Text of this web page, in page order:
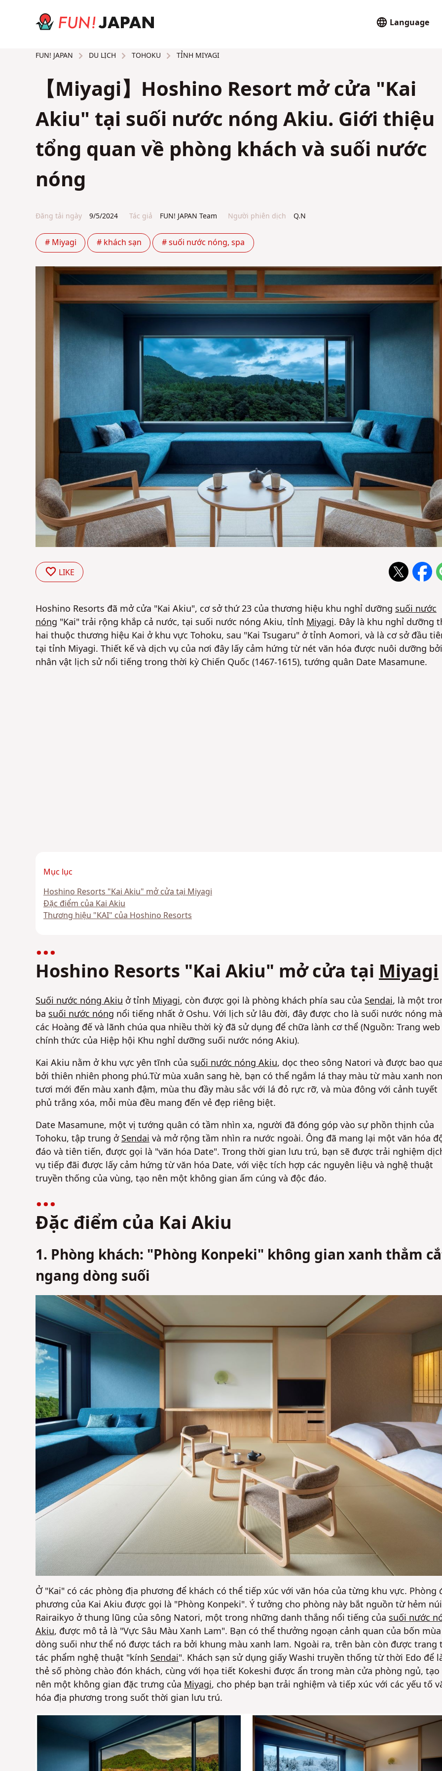
Language
FUN! JAPAN DU LỊCH TOHOKU TỈNH MIYAGI
【Miyagi】Hoshino Resort mở cửa "Kai
Akiu" tại suối nước nóng Akiu. Giới thiệu
tổng quan về phòng khách và suối nước
nóng
Đăng tải ngày 9/5/2024 Tác giả FUN! JAPAN Team Người phiên dịch Q.N
# Miyagi # khách sạn # suối nước nóng, spa
LIKE
Hoshino Resorts đã mở cửa "Kai Akiu", cơ sở thứ 23 của thương hiệu khu nghỉ dưỡng suối nước
nóng "Kai" trải rộng khắp cả nước, tại suối nước nóng Akiu, tỉnh Miyagi. Đây là khu nghỉ dưỡng
hai thuộc thương hiệu Kai ở khu vực Tohoku, sau "Kai Tsugaru" ở tỉnh Aomori, và là cơ sở đầu
tại tỉnh Miyagi. Thiết kế và dịch vụ của nơi đây lấy cảm hứng từ nét văn hóa được nuôi dưỡng bởi
nhân vật lịch sử nổi tiếng trong thời kỳ Chiến Quốc (1467-1615), tướng quân Date Masamune.
Mục lục
Hoshino Resorts "Kai Akiu" mở cửa tại Miyagi
Đặc điểm của Kai Akiu
Thương hiệu "KAI" của Hoshino Resorts
Hoshino Resorts "Kai Akiu" mở cửa tại Miyagi
Suối nước nóng Akiuở tỉnh Miyagi, còn được gọi là phòng khách phía sau của Sendai, là một
ba suối nước nóng nổi tiếng nhất ở Oshu. Với lịch sử lâu đời, đây được cho là suối nước nóng mà
các Hoàng đế và lãnh chúa qua nhiều thời kỳ đã sử dụng để chữa lành cơ thể (Nguồn: Trang web
chính thức của Hiệp hội Khu nghỉ dưỡng suối nước nóng Akiu).
Kai Akiu nằm ở khu vực yên tĩnh của suối nước nóng Akiu, dọc theo sông Natori và được bao
bởi thiên nhiên phong phú.Từ mùa xuân sang hè, bạn có thể ngắm lá thay màu từ màu xanh non
tươi mới đến màu xanh đậm, mùa thu đầy màu sắc với lá đỏ rực rỡ, và mùa đông với cảnh tuyết
phủ trắng xóa, mỗi mùa đều mang đến vẻ đẹp riêng biệt.
Date Masamune, một vị tướng quân có tầm nhìn xa, người đã đóng góp vào sự phồn thịnh của
Tohoku, tập trung ởSendaivà mở rộng tầm nhìn ra nước ngoài. Ông đã mang lại một văn hóa
đáo và tiên tiến, được gọi là "văn hóa Date". Trong thời gian lưu trú, bạn sẽ được trải nghiệm
vụ tiếp đãi được lấy cảm hứng từ văn hóa Date, với việc tích hợp các nguyên liệu và nghệ thuật
truyền thống của vùng, tạo nên một không gian ấm cúng và độc đáo.
Đặc điểm của Kai Akiu
1. Phòng khách: "Phòng Konpeki" không gian xanh thẳm
ngang dòng suối
Ở "Kai" có các phòng địa phương để khách có thể tiếp xúc với văn hóa của từng khu vực. Phòng
phương của Kai Akiu được gọi là "Phòng Konpeki". Ý tưởng cho phòng này bắt nguồn từ hẻm núi
Rairaikyo ở thung lũng của sông Natori, một trong những danh thắng nổi tiếng của suối nước
Akiu, được mô tả là "Vực Sâu Màu Xanh Lam". Bạn có thể thưởng ngoạn cảnh quan của bốn
dòng suối như thể nó được tách ra bởi khung màu xanh lam. Ngoài ra, trên bàn còn được trang
tác phẩm nghệ thuật "kính Sendai". Khách sạn sử dụng giấy Washi truyền thống từ thời Edo để
thẻ số phòng chào đón khách, cùng với họa tiết Kokeshi được ẩn trong màn cửa phòng ngủ, tạo
nên một không gian đặc trưng của Miyagi, cho phép bạn trải nghiệm và tiếp xúc với các yếu tố
hóa địa phương trong suốt thời gian lưu trú.
Không
Không